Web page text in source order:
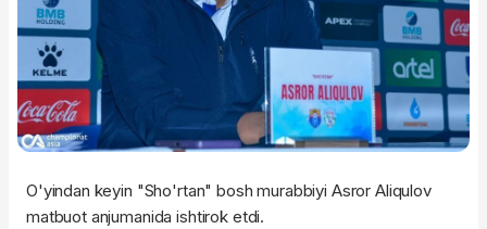
O'yindan keyin "Sho'rtan" bosh murabbiyi Asror Aliqulov
matbuot anjumanida ishtirok etdi.